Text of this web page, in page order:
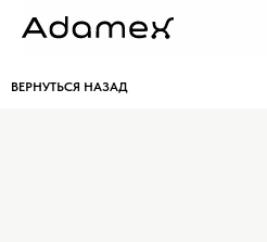
ВЕРНУТЬСЯ НАЗАД